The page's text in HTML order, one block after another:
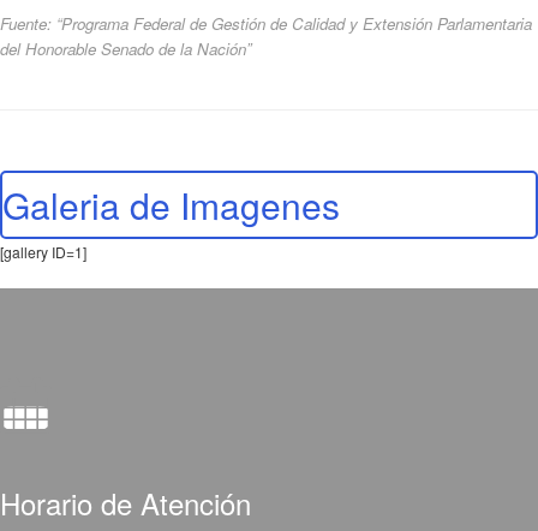
Fuente: “Programa Federal de Gestión de Calidad y Extensión Parlamentaria
del Honorable Senado de la Nación”
Galeria de Imagenes
[gallery ID=1]
Horario de Atención